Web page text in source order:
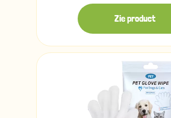
Zie product